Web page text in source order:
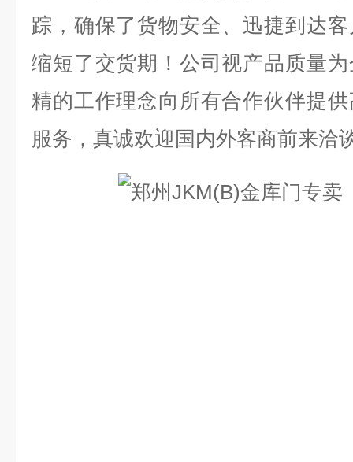
踪，确保了货物安全、迅捷到达
缩短了交货期！公司视产品质量
精的工作理念向所有合作伙伴提
服务，真诚欢迎国内外客商前来洽